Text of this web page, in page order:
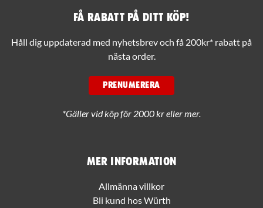
Mer information
Allmänna villkor
Bli kund hos Würth
Få rabatt på ditt köp!
Håll dig uppdaterad med nyhetsbrev och få 200kr* rabatt på
nästa order.
PRENUMERERA
*Gäller vid köp för 2000 kr eller mer.